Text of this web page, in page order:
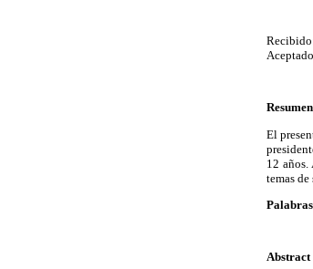
El
12
temas
Abstract